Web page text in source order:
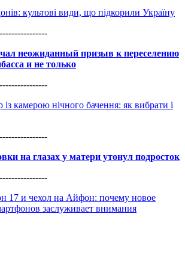
культові види, що підкорили Україну
неожиданный призыв к переселению
и не только
із камерою нічного бачення: як вибрати і
на глазах у матери утонул подросток
17 и чехол на Айфон: почему новое
заслуживает внимания